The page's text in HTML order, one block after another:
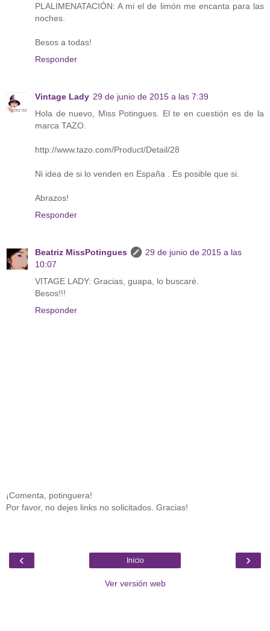
PLALIMENATACIÓN: A mi el de limón me encanta para las
noches.
Besos a todas!
Responder
Vintage Lady 29 de junio de 2015 a las 7:39
Hola de nuevo, Miss Potingues. El te en cuestión es de la
marca TAZO.
http://www.tazo.com/Product/Detail/28
Ni idea de si lo venden en España . Es posible que si.
Abrazos!
Responder
Beatriz MissPotingues
29 de junio de 2015 a las
10:07
VITAGE LADY: Gracias, guapa, lo buscaré.
Besos!!!
Responder
¡Comenta, potinguera!
Por favor, no dejes links no solicitados. Gracias!
‹ ›
Inicio
Ver versión web